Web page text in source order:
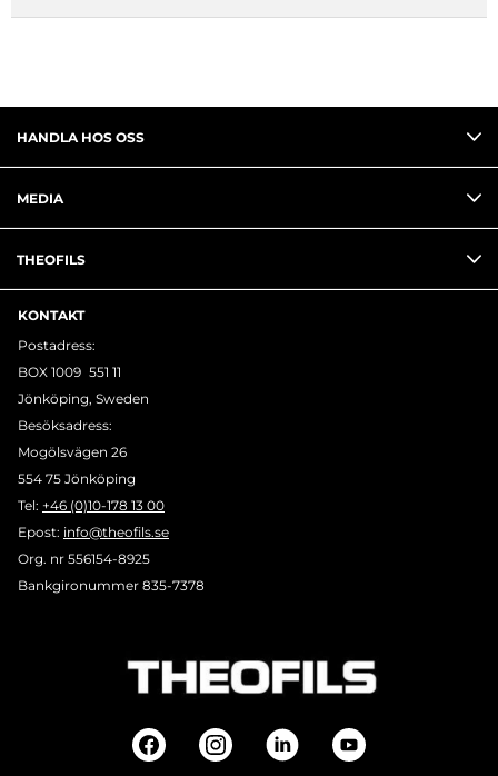
HANDLA HOS OSS
MEDIA
THEOFILS
KONTAKT
Postadress:
BOX 1009 551 11
Jönköping, Sweden
Besöksadress:
Mogölsvägen 26
554 75 Jönköping
Tel: +46 (0)10-178 13 00
Epost: info@theofils.se
Org. nr 556154-8925
Bankgironummer 835-7378